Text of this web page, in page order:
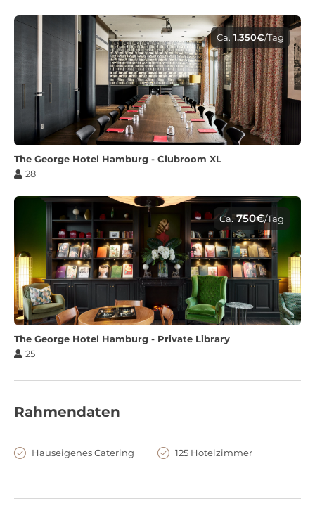
Ca. 1.350€/Tag
The George Hotel Hamburg - Clubroom XL
28
Ca. 750€/Tag
The George Hotel Hamburg - Private Library
25
Rahmendaten
Hauseigenes Catering 125 Hotelzimmer